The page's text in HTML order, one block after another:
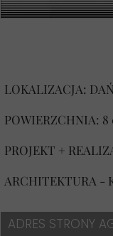
ADRES STRONY
LOKALIZACJA:
POWIERZCHNIA:
PROJEKT +
ARCHITEKTURA -